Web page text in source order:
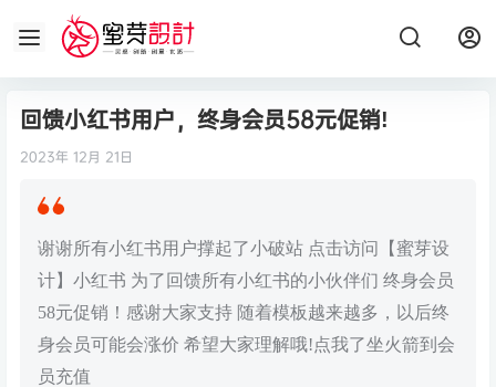
回馈小红书用户，终身会员58元促销!
2023年 12月 21日
谢谢所有小红书用户撑起了小破站 点击访问【蜜芽设
计】小红书 为了回馈所有小红书的小伙伴们 终身会员
58元促销！感谢大家支持 随着模板越来越多，以后终
身会员可能会涨价 希望大家理解哦!点我了坐火箭到会
员充值